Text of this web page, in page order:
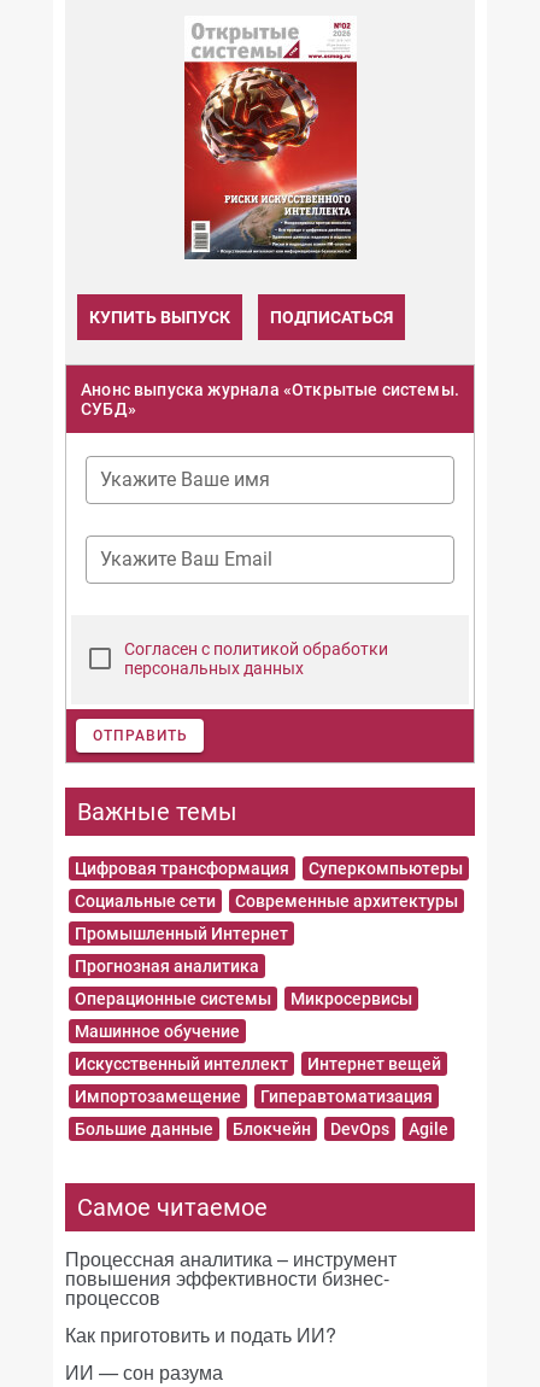
КУПИТЬ ВЫПУСК ПОДПИСАТЬСЯ
Анонс выпуска журнала «Открытые системы.
СУБД»
Укажите Ваше имя
Укажите Ваш Email
Согласен с политикой обработки
персональных данных
ОТПРАВИТЬ
Важные темы
Цифровая трансформация
Суперкомпьютеры
Социальные сети
Современные архитектуры
Промышленный Интернет
Прогнозная аналитика
Операционные системы
Микросервисы
Машинное обучение
Искусственный интеллект
Интернет вещей
Импортозамещение
Гиперавтоматизация
Большие данные
Блокчейн DevOps Agile
Самое читаемое
Процессная аналитика – инструмент
повышения эффективности бизнес-
процессов
Как приготовить и подать ИИ?
ИИ — сон разума